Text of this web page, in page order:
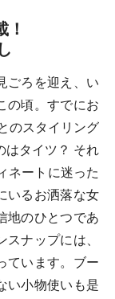
ごろを迎え、い
の頃。すでにお
のスタイリング
はタイツ？ それ
ネートに迷った
いるお洒落な女
地のひとつであ
ナップには、
ています。ブー
い小物使いも是